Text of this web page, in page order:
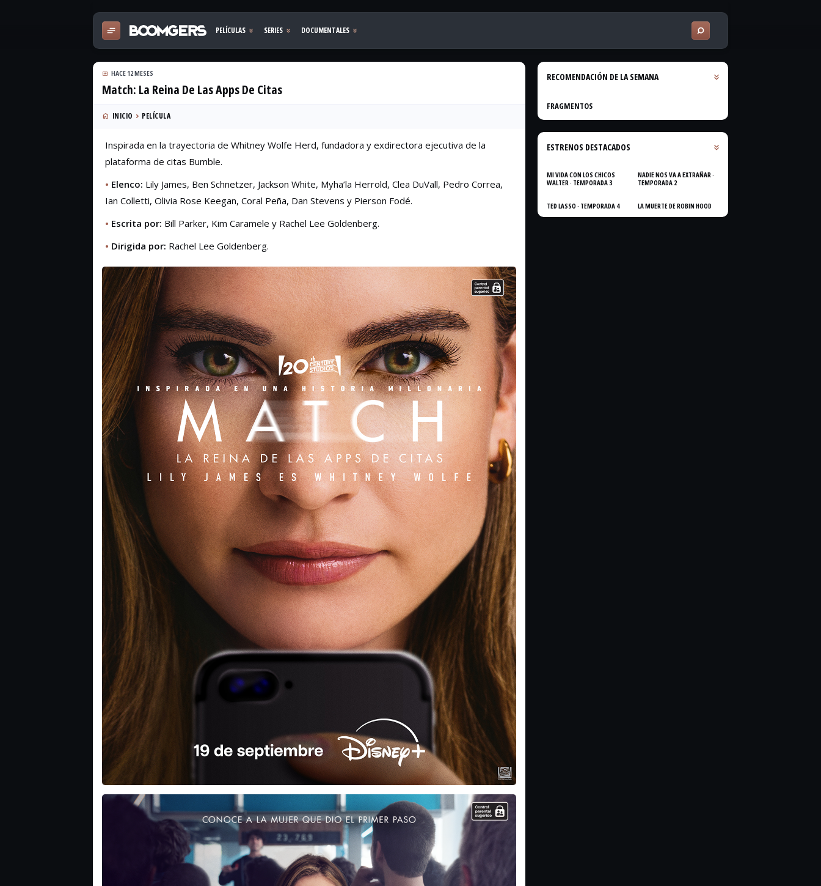
HACE 12 MESES
Match: La Reina De Las Apps De Citas
INICIO PELÍCULA
Inspirada en la trayectoria de Whitney Wolfe Herd, fundadora y exdirectora ejecutiva de la
plataforma de citas Bumble.
• Elenco: Lily James, Ben Schnetzer, Jackson White, Myha’la Herrold, Clea DuVall, Pedro Correa,
Ian Colletti, Olivia Rose Keegan, Coral Peña, Dan Stevens y Pierson Fodé.
• Escrita por: Bill Parker, Kim Caramele y Rachel Lee Goldenberg.
• Dirigida por: Rachel Lee Goldenberg.
RECOMENDACIÓN DE LA SEMANA
FRAGMENTOS
ESTRENOS DESTACADOS
MI VIDA CON LOS CHICOS
WALTER · TEMPORADA 3
NADIE NOS VA A EXTRAÑAR ·
TEMPORADA 2
TED LASSO · TEMPORADA 4 LA MUERTE DE ROBIN HOOD